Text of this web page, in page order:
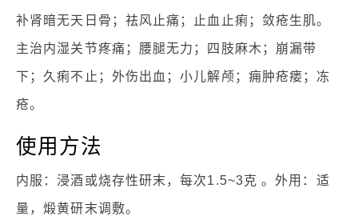
补肾暗无天日骨；祛风止痛；止血止痢；敛疮生肌。
主治内湿关节疼痛；腰腿无力；四肢麻木；崩漏带
下；久痢不止；外伤出血；小儿解颅；痈肿疮瘘；冻
疮。
使用方法
内服：浸酒或烧存性研末，每次1.5~3克 。外用：适
量，煅黄研末调敷。